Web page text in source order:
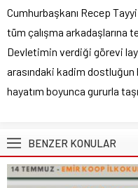
Cumhurbaşkanı Recep
tüm çalışma arkadaşlarına
Devletimin verdiği görevi
arasındaki kadim
hayatım boyunca gururla
BENZER KONULAR